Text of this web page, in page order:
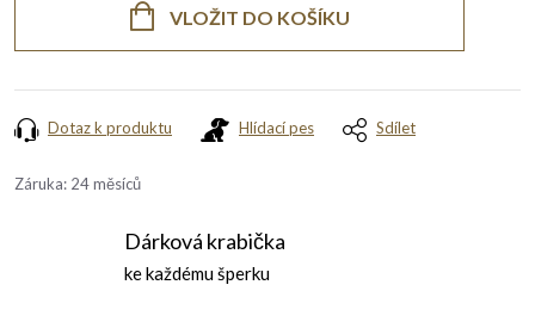
VLOŽIT DO KOŠÍKU
Dotaz k produktu Hlídací pes Sdílet
Záruka: 24 měsíců
Dárková krabička
ke každému šperku